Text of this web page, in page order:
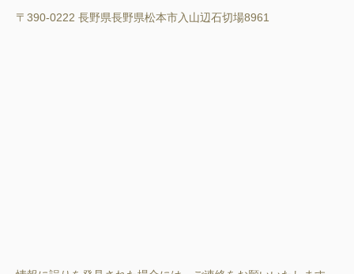
〒390-0222 長野県長野県松本市入山辺石切場8961